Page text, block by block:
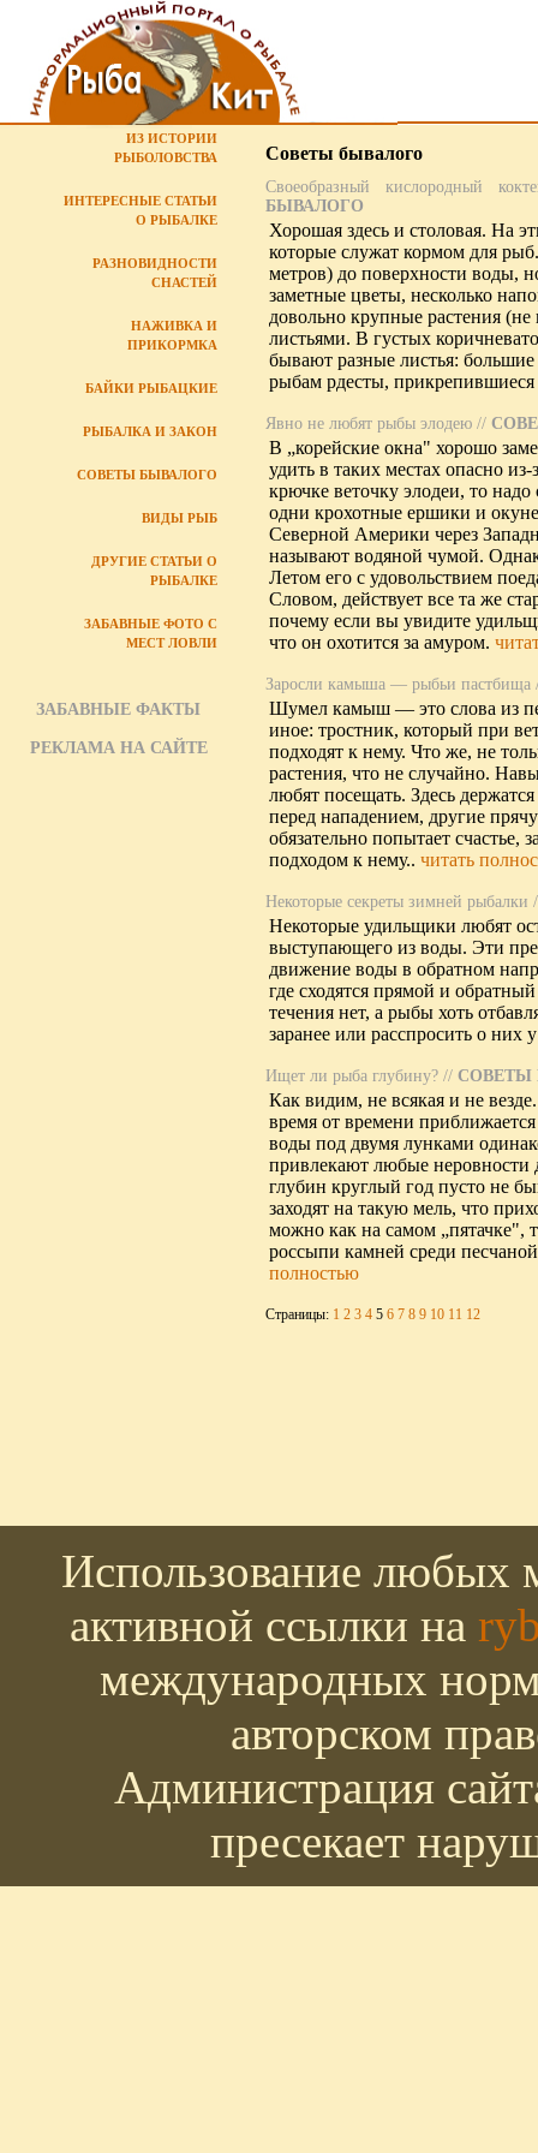
ИЗ ИСТОРИИ
РЫБОЛОВСТВА
ИНТЕРЕСНЫЕ СТАТЬИ
О РЫБАЛКЕ
РАЗНОВИДНОСТИ
СНАСТЕЙ
НАЖИВКА И
ПРИКОРМКА
БАЙКИ РЫБАЦКИЕ
РЫБАЛКА И ЗАКОН
СОВЕТЫ БЫВАЛОГО
ВИДЫ РЫБ
ДРУГИЕ СТАТЬИ О
РЫБАЛКЕ
ЗАБАВНЫЕ ФОТО С
МЕСТ ЛОВЛИ
ЗАБАВНЫЕ ФАКТЫ
РЕКЛАМА НА САЙТЕ
Советы бывалого
Своеобразный кислородный
БЫВАЛОГО
Хорошая здесь и столовая. На
которые служат кормом для
метров) до поверхности воды,
заметные цветы, несколько
довольно крупные растения
листьями. В густых
бывают разные листья:
рыбам рдесты,
Явно не любят рыбы элодею //
В „корейские окна" хорошо
удить в таких местах опасно
крючке веточку элодеи, то
одни крохотные ершики и
Северной Америки через
называют водяной чумой.
Летом его с удовольствием
Словом, действует все та же
почему если вы увидите
что он охотится за амуром.
Заросли камыша — рыбьи пастбища
Шумел камыш — это слова из
иное: тростник, который при
подходят к нему. Что же, не
растения, что не случайно.
любят посещать. Здесь
перед нападением, другие
обязательно попытает
подходом к нему.. читать
Некоторые секреты зимней рыбалки
Некоторые удильщики любят
выступающего из воды. Эти
движение воды в обратном
где сходятся прямой и
течения нет, а рыбы хоть
заранее или расспросить о
Ищет ли рыба глубину? // СОВЕТЫ
Как видим, не всякая и не
время от времени
воды под двумя лунками
привлекают любые
глубин круглый год пусто не
заходят на такую мель, что
можно как на самом
россыпи камней среди
полностью
Страницы: 1 2 3 4 5 6 7 8 9 10 11 12
Использование любых
активной ссылки на
международных
авторском
Администрация
пресекает